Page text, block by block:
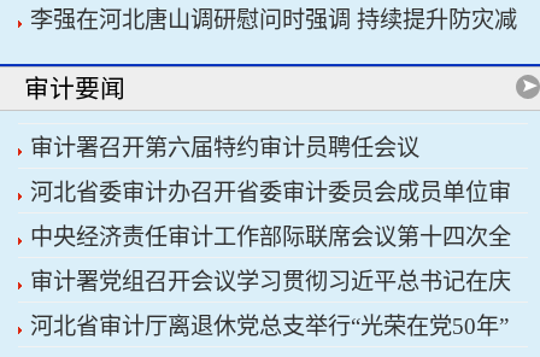
书记习近平主持会议
李强在河北唐山调研慰问时强调 持续提升防灾减
灾救灾能力 切实保障人民群众生命财产安全
审计要闻
审计署召开第六届特约审计员聘任会议
河北省委审计办召开省委审计委员会成员单位审
计重点工作协调推进会议暨省经济责任审计工作厅
际联席会议
中央经济责任审计工作部际联席会议第十四次全
体会议召开
审计署党组召开会议学习贯彻习近平总书记在庆
祝中国共产党成立105周年大会上的重要讲话精神
河北省审计厅离退休党总支举行“光荣在党50年”